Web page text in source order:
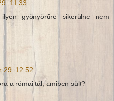
11:33
gyönyörűre sikerülne nem
29. 12:52
a római tál, amiben sült?